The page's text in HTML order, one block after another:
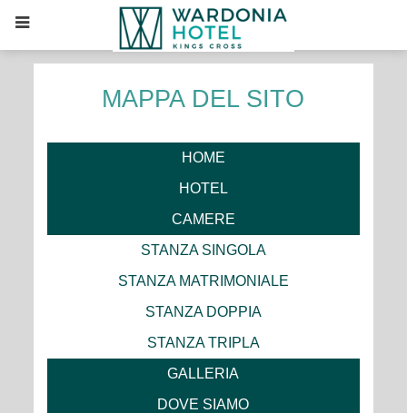
MAPPA DEL SITO
HOME
HOTEL
CAMERE
STANZA SINGOLA
STANZA MATRIMONIALE
STANZA DOPPIA
STANZA TRIPLA
GALLERIA
DOVE SIAMO